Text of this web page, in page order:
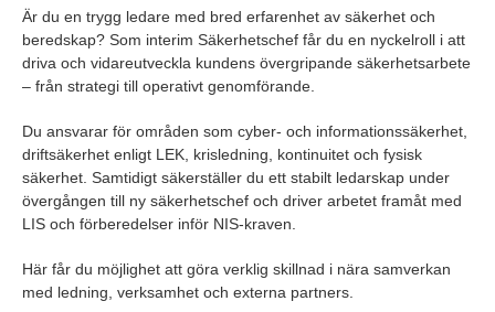
Är du en trygg ledare med bred erfarenhet av säkerhet och
beredskap? Som interim Säkerhetschef får du en nyckelroll i att
driva och vidareutveckla kundens övergripande säkerhetsarbete
– från strategi till operativt genomförande.
Du ansvarar för områden som cyber- och informationssäkerhet,
driftsäkerhet enligt LEK, krisledning, kontinuitet och fysisk
säkerhet. Samtidigt säkerställer du ett stabilt ledarskap under
övergången till ny säkerhetschef och driver arbetet framåt med
LIS och förberedelser inför NIS-kraven.
Här får du möjlighet att göra verklig skillnad i nära samverkan
med ledning, verksamhet och externa partners.